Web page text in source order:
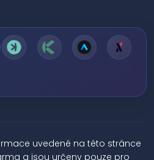
uvedené na této stránce
a jsou určeny pouze pro